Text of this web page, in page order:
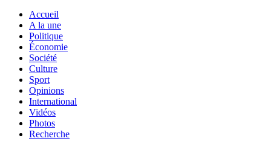
Accueil
A la une
Politique
Économie
Société
Culture
Sport
Opinions
International
Vidéos
Photos
Recherche